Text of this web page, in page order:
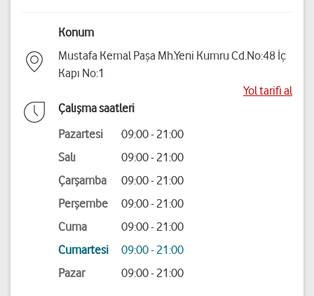
Konum
Mustafa Kemal Paşa Mh.Yeni Kumru Cd.No:48 İç
Kapı No:1
Yol tarifi al
Çalışma saatleri
Pazartesi
09:00 - 21:00
Salı
09:00 - 21:00
Çarşamba
09:00 - 21:00
Perşembe
09:00 - 21:00
Cuma
09:00 - 21:00
Cumartesi
09:00 - 21:00
Pazar
09:00 - 21:00